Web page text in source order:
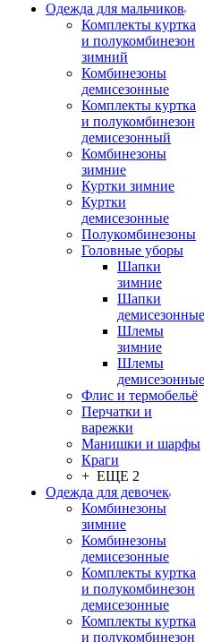
Одежда для мальчиков
Комплекты куртка
и полукомбинезон
зимний
Комбинезоны
демисезонные
Комплекты куртка
и полукомбинезон
демисезонный
Комбинезоны
зимние
Куртки зимние
Куртки
демисезонные
Полукомбинезоны
Головные уборы
Шапки
зимние
Шапки
демисезонные
Шлемы
зимние
Шлемы
демисезонные
Флис и термобельё
Перчатки и
варежки
Манишки и шарфы
Краги
+ ЕЩЕ 2
Одежда для девочек
Комбинезоны
зимние
Комбинезоны
демисезонные
Комплекты куртка
и полукомбинезон
демисезонные
Комплекты куртка
и полукомбинезон